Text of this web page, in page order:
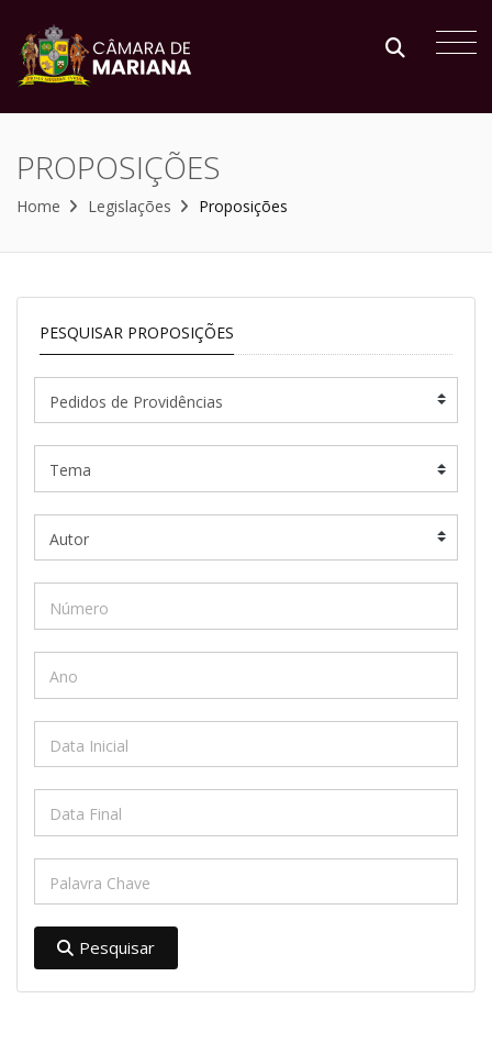
PROPOSIÇÕES
Home Legislações Proposições
PESQUISAR PROPOSIÇÕES
Pesquisar